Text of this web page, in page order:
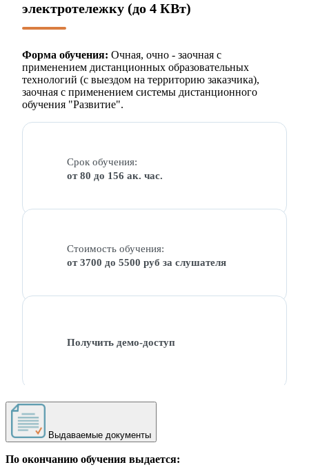
электротележку (до 4 КВт)
Форма обучения: Очная, очно - заочная с
применением дистанционных образовательных
технологий (с выездом на территорию заказчика),
заочная с применением системы дистанционного
обучения "Развитие".
Срок обучения:
от 80 до 156 ак. час.
Стоимость обучения:
от 3700 до 5500 руб за слушателя
Получить демо-доступ
Выдаваемые документы
По окончанию обучения выдается: